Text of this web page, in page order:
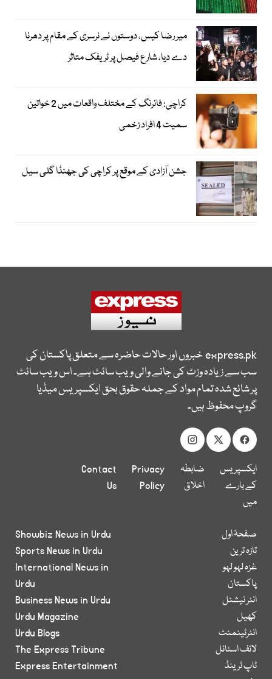
میر رضا کیس، دوستوں نے نرسری کے مقام پر دھرنا
دے دیا، شارع فیصل پر ٹریفک متاثر
کراچی: فائرنگ کے مختلف واقعات میں 2 خواتین
سمیت 4 افراد زخمی
جشن آزادی کے موقع پر کراچی کی جھنڈا گلی سیل
express.pkخبروں اور حالات حاضرہ سے متعلق پاکستان کی
سب سے زیادہ وزٹ کی جانے والی ویب سائٹ ہے۔ اس ویب سائٹ
پر شائع شدہ تمام مواد کے جملہ حقوق بحق ایکسپریس میڈیا
گروپ محفوظ ہیں۔
ایکسپریس
کے بارے
میں
ضابطہ
اخلاق
Privacy
Policy
Contact
Us
صفحۂ اول
تازہ ترین
غزہ لہو لہو
پاکستان
انٹر نیشنل
کھیل
انٹرٹینمنٹ
لائف اسٹائل
ٹاپ ٹرینڈ
Showbiz News in Urdu
Sports News in Urdu
International News in
Urdu
Business News in Urdu
Urdu Magazine
Urdu Blogs
The Express Tribune
Express Entertainment